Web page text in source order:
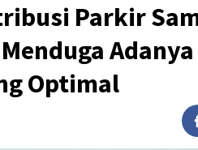
Parkir
Adanya
Optimal